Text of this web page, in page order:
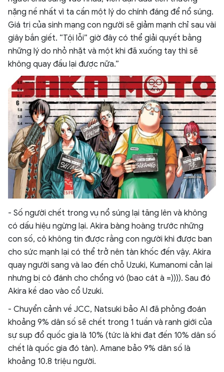
nặng nề nhất vì ta cần một lý do chính đáng để nổ súng.
Giá trị của sinh mạng con người sẽ giảm mạnh chỉ sau vài
giây bắn giết. “Tội lỗi” giờ đây có thể giải quyết bằng
những lý do nhỏ nhặt và một khi đã xuống tay thì sẽ
không quay đầu lại được nữa.”
- Số người chết trong vụ nổ súng lại tăng lên và không
có dấu hiệu ngừng lại. Akira bàng hoàng trước những
con số, cô không tin được rằng con người khi được ban
cho sức mạnh lại có thể trở nên tàn khốc đến vậy. Akira
quay người sang và lao đến chỗ Uzuki, Kumanomi cản lại
nhưng bị cô đánh cho chổng vó (bao cát à =)))). Sau đó
Akira kề dao vào cổ Uzuki.
- Chuyển cảnh về JCC, Natsuki bảo AI đã phỏng đoán
khoảng 9% dân số sẽ chết trong 1 tuần và ranh giới của
sự sụp đổ quốc gia là 10% (tức là khi đạt đến 10% dân số
chết là quốc gia đó tàn). Amane bảo 9% dân số là
khoảng 10.8 triệu người.